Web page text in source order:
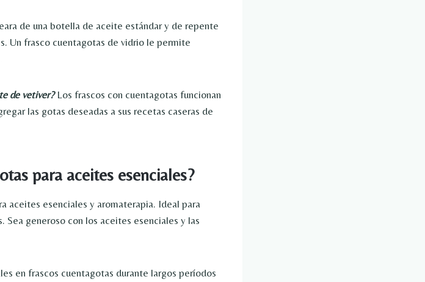
de una botella de aceite estándar y de repente
Un frasco cuentagotas de vidrio le permite
de vetiver?Los frascos con cuentagotas funcionan
las gotas deseadas a sus recetas caseras de
para aceites esenciales?
aceites esenciales y aromaterapia. Ideal para
generoso con los aceites esenciales y las
en frascos cuentagotas durante largos períodos